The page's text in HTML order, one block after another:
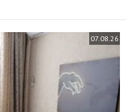
07.08.26